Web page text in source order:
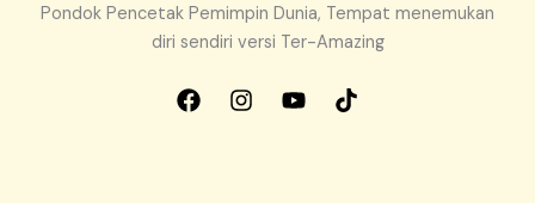
Pondok Pencetak Pemimpin Dunia, Tempat menemukan
diri sendiri versi Ter-Amazing